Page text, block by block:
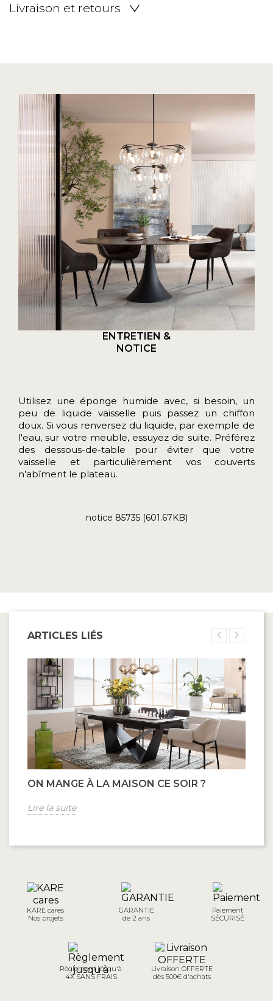
Livraison et retours
ENTRETIEN &
NOTICE
Utilisez une éponge humide avec, si besoin, un
peu de liquide vaisselle puis passez un chiffon
doux. Si vous renversez du liquide, par exemple de
l'eau, sur votre meuble, essuyez de suite. Préférez
des dessous-de-table pour éviter que votre
vaisselle et particulièrement vos couverts
n’abîment le plateau.
notice 85735 (601.67KB)
ARTICLES LIÉS
ON MANGE À LA MAISON CE SOIR ?
Lire la suite
KARE cares
Nos projets
GARANTIE
de 2 ans
Paiement
SÉCURISÉ
Règlement jusqu'à
4X SANS FRAIS
Livraison OFFERTE
dès 500€ d'achats